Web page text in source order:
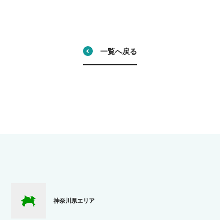
一覧へ戻る
神奈川県エリア